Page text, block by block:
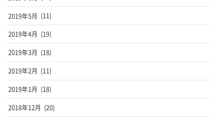
2019年5月 (11)
2019年4月 (19)
2019年3月 (18)
2019年2月 (11)
2019年1月 (18)
2018年12月 (20)